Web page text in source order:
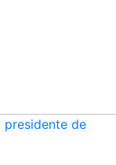
presidente de